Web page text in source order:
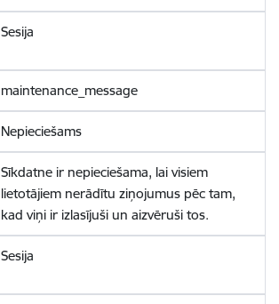
Sesija
maintenance_message
Nepieciešams
Sīkdatne ir nepieciešama, lai visiem
lietotājiem nerādītu ziņojumus pēc tam,
kad viņi ir izlasījuši un aizvēruši tos.
Sesija